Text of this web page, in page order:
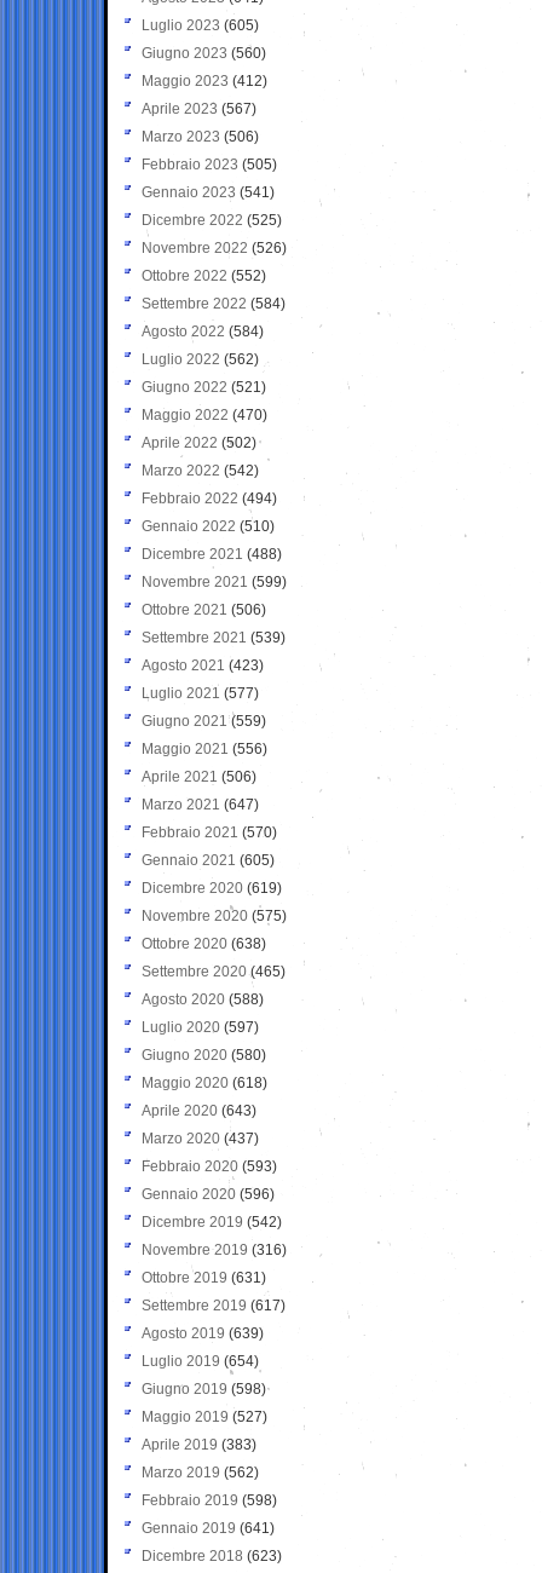
Luglio 2023 (605)
Giugno 2023 (560)
Maggio 2023 (412)
Aprile 2023 (567)
Marzo 2023 (506)
Febbraio 2023 (505)
Gennaio 2023 (541)
Dicembre 2022 (525)
Novembre 2022 (526)
Ottobre 2022 (552)
Settembre 2022 (584)
Agosto 2022 (584)
Luglio 2022 (562)
Giugno 2022 (521)
Maggio 2022 (470)
Aprile 2022 (502)
Marzo 2022 (542)
Febbraio 2022 (494)
Gennaio 2022 (510)
Dicembre 2021 (488)
Novembre 2021 (599)
Ottobre 2021 (506)
Settembre 2021 (539)
Agosto 2021 (423)
Luglio 2021 (577)
Giugno 2021(559)
Maggio 2021 (556)
Aprile 2021 (506)
Marzo 2021 (647)
Febbraio 2021 (570)
Gennaio 2021 (605)
Dicembre 2020 (619)
Novembre 2020 (575)
Ottobre 2020 (638)
Settembre 2020(465)
Agosto 2020 (588)
Luglio 2020 (597)
Giugno 2020 (580)
Maggio 2020 (618)
Aprile 2020 (643)
Marzo 2020 (437)
Febbraio 2020 (593)
Gennaio 2020 (596)
Dicembre 2019 (542)
Novembre 2019 (316)
Ottobre 2019 (631)
Settembre 2019 (617)
Agosto 2019 (639)
Luglio 2019 (654)
Giugno 2019 (598)
Maggio 2019 (527)
Aprile 2019 (383)
Marzo 2019 (562)
Febbraio 2019 (598)
Gennaio 2019 (641)
Dicembre 2018 (623)